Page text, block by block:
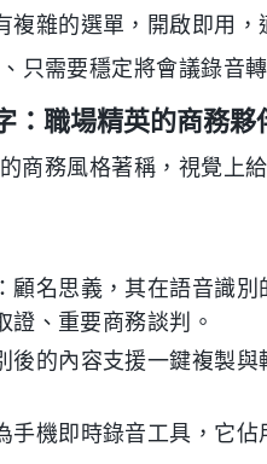
複雜的選單，開啟即用
只需要穩定將會議錄音
：職場精英的商務夥
商務風格著稱，視覺上
：顧名思義，其在語音識
證、重要商務談判。
後的內容支援一鍵複製
手機即時錄音工具，它佔